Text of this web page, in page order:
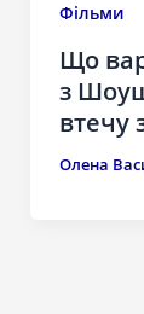
Фільми
Що
з
втечу
Олена